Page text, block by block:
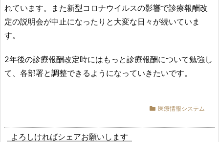
れています。また新型コロナウイルスの影響で診療報酬改
定の説明会が中止になったりと大変な日々が続いていま
す。
2年後の診療報酬改定時にはもっと診療報酬について勉強し
て、各部署と調整できるようになっていきたいです。
医療情報システム
よろしければシェアお願いします